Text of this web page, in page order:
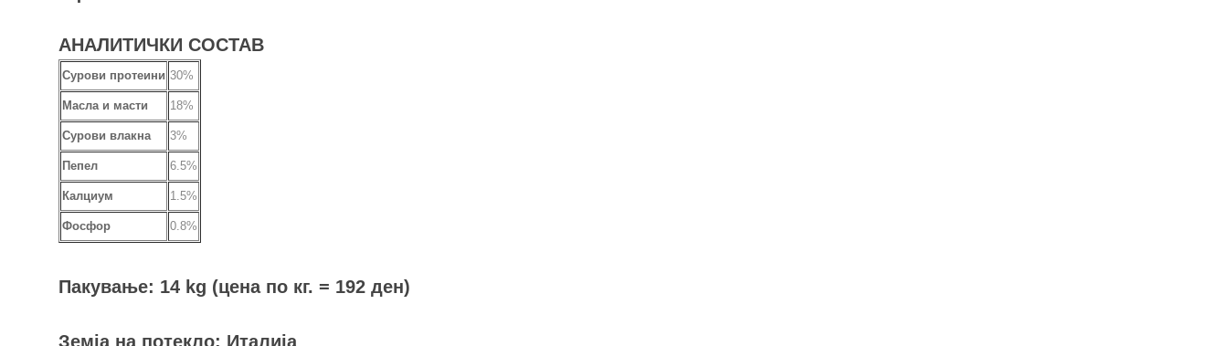
АНАЛИТИЧКИ СОСТАВ
Сурови протеини 30%
Масла и масти 18%
Сурови влакна 3%
Пепел 6.5%
Калциум 1.5%
Фосфор 0.8%
Пакување: 14 kg (цена по кг. = 192 ден)
Земја на потекло: Италија